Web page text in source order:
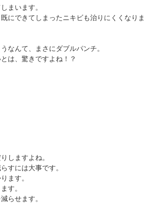
まいます。
にできてしまったニキビも治りにくくなりま
なんて、まさにダブルパンチ。
は、驚きですよね！？
しますよね。
すには大事です。
ます。
す。
らせます。